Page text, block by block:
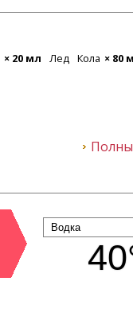
× 20 мл Лед Кола × 80